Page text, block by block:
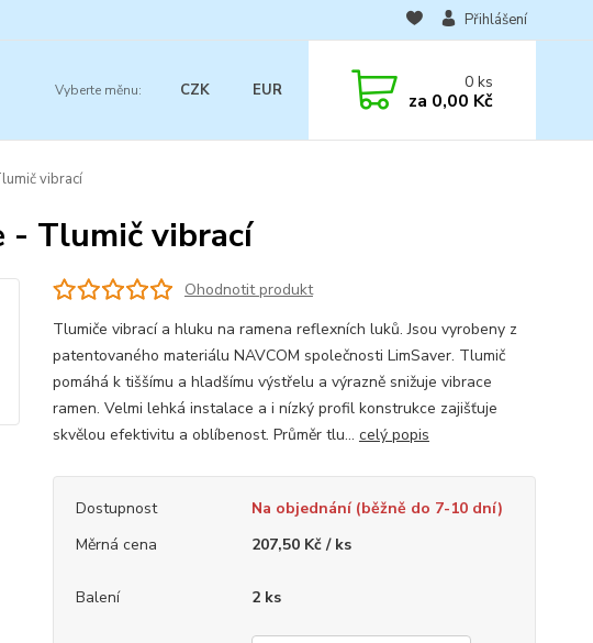
CZK EUR
Přihlášení
0ks
za 0,00 Kč
vibrací
- Tlumič vibrací
Ohodnotit produkt
Tlumiče vibrací a hluku na ramena reflexních luků. Jsou vyrobeny z
patentovaného materiálu NAVCOM společnosti LimSaver. Tlumič
pomáhá k tiššímu a hladšímu výstřelu a výrazně snižuje vibrace
ramen. Velmi lehká instalace a i nízký profil konstrukce zajišťuje
skvělou efektivitu a oblíbenost. Průměr tlu... celý popis
Dostupnost
Na objednání (běžně do 7-10 dní)
Měrná cena
207,50 Kč / ks
Balení 2 ks